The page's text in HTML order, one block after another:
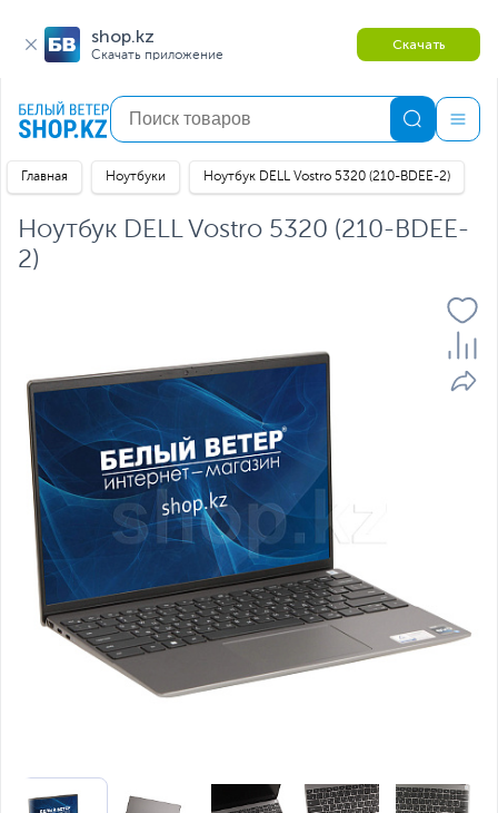
shop.kz
Скачать приложение
Скачать
Главная Ноутбуки Ноутбук DELL Vostro 5320 (210-BDEE-2)
Ноутбук DELL Vostro 5320 (210-BDEE-
2)